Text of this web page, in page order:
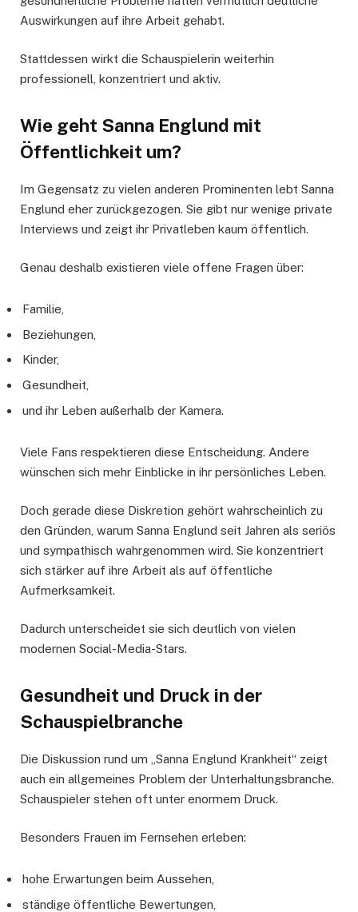
Auswirkungen auf ihre Arbeit gehabt.
Stattdessen wirkt die Schauspielerin weiterhin
professionell, konzentriert und aktiv.
Wie geht Sanna Englund mit
Öffentlichkeit um?
Im Gegensatz zu vielen anderen Prominenten lebt Sanna
Englund eher zurückgezogen. Sie gibt nur wenige private
Interviews und zeigt ihr Privatleben kaum öffentlich.
Genau deshalb existieren viele offene Fragen über:
Familie,
Beziehungen,
Kinder,
Gesundheit,
und ihr Leben außerhalb der Kamera.
Viele Fans respektieren diese Entscheidung. Andere
wünschen sich mehr Einblicke in ihr persönliches Leben.
Doch gerade diese Diskretion gehört wahrscheinlich zu
den Gründen, warum Sanna Englund seit Jahren als seriös
und sympathisch wahrgenommen wird. Sie konzentriert
sich stärker auf ihre Arbeit als auf öffentliche
Aufmerksamkeit.
Dadurch unterscheidet sie sich deutlich von vielen
modernen Social-Media-Stars.
Gesundheit und Druck in der
Schauspielbranche
Die Diskussion rund um „Sanna Englund Krankheit“ zeigt
auch ein allgemeines Problem der Unterhaltungsbranche.
Schauspieler stehen oft unter enormem Druck.
Besonders Frauen im Fernsehen erleben:
hohe Erwartungen beim Aussehen,
ständige öffentliche Bewertungen,